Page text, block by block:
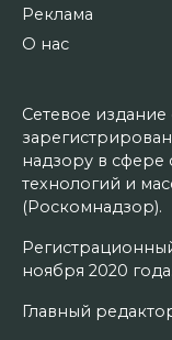
Реклама
О нас
Сетевое издание
надзору в
технологий и
(Роскомнадзор).
ноября 2020 года.
Главный